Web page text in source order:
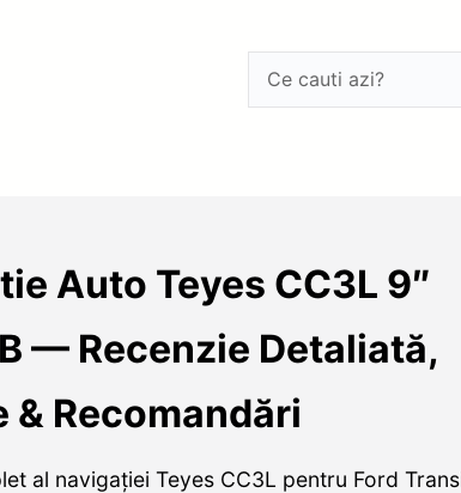
Auto Teyes CC3L 9″
— Recenzie Detaliată,
& Recomandări
al navigației Teyes CC3L pentru Ford